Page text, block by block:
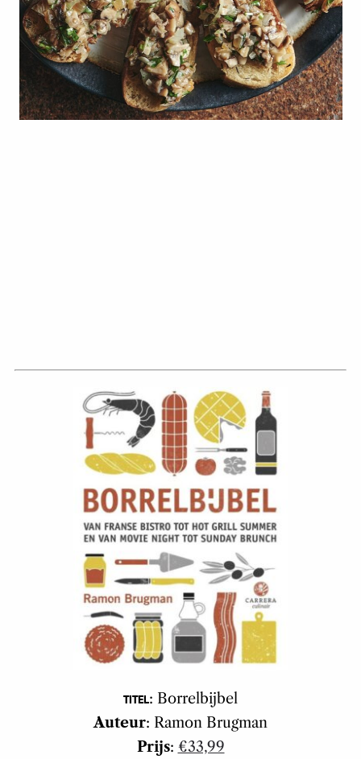
TITEL: Borrelbijbel
Auteur: Ramon Brugman
Prijs: €33,99